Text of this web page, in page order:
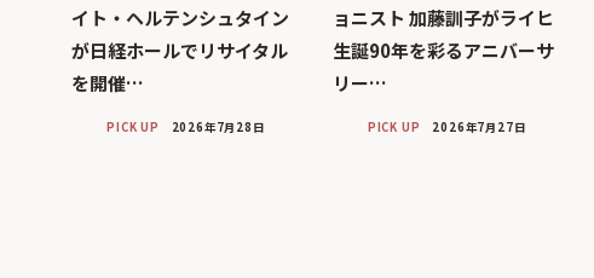
イト・ヘルテンシュタイン
が日経ホールでリサイタル
を開催…
PICK UP 2026年7月28日
ョニスト 加藤訓子がライヒ
生誕90年を彩るアニバーサ
リー…
PICK UP 2026年7月27日